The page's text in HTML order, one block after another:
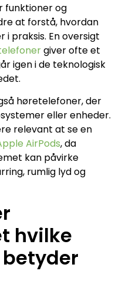
funktioner og
at forstå, hvordan
praksis. En oversigt
giver ofte et
igen i de teknologisk
høretelefoner, der
eller enheder.
relevant at se en
AirPods, da
kan påvirke
rumlig lyd og
hvilke